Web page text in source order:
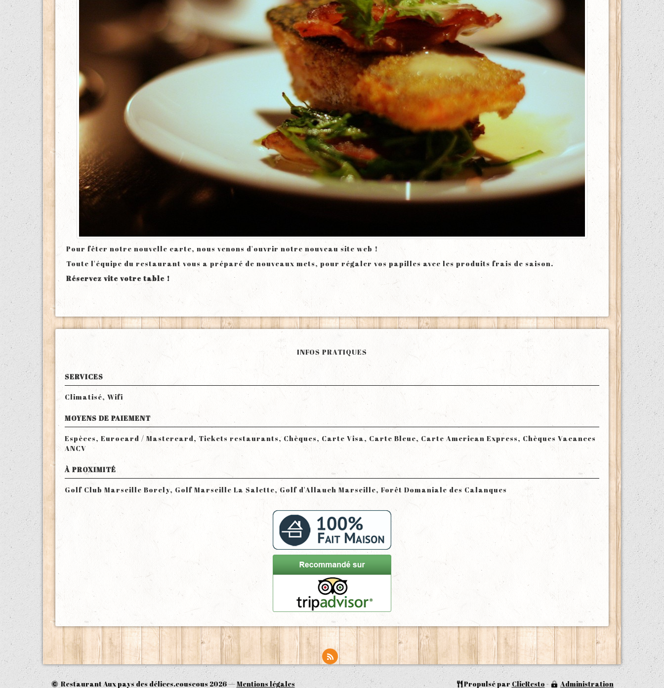
Pour fêter notre nouvelle carte, nous venons d'ouvrir notre nouveau site web !
Toute l'équipe du restaurant vous a préparé de nouveaux mets, pour régaler vos papilles avec les produits frais de saison.
Réservez vite votre table !
INFOS PRATIQUES
SERVICES
Climatisé, Wifi
MOYENS DE PAIEMENT
Espèces, Eurocard / Mastercard, Tickets restaurants, Chèques, Carte Visa, Carte Bleue, Carte American Express, Chèques Vacances
ANCV
À PROXIMITÉ
Golf Club Marseille Borely, Golf Marseille La Salette, Golf d'Allauch Marseille, Forêt Domaniale des Calanques
Restaurant Aux pays des délices.couscous2026 —Mentions légales Propulsé par ClicResto- Administration